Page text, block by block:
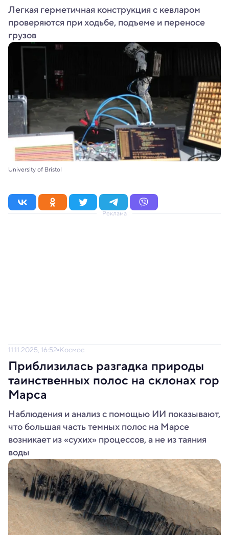
Легкая герметичная конструкция с кевларом
проверяются при ходьбе, подъеме и переносе
грузов
University of Bristol
Реклама
11.11.2025, 16:52 Космос
Приблизилась разгадка природы
таинственных полос на склонах гор
Марса
Наблюдения и анализ с помощью ИИ показывают,
что большая часть темных полос на Марсе
возникает из «сухих» процессов, а не из таяния
воды